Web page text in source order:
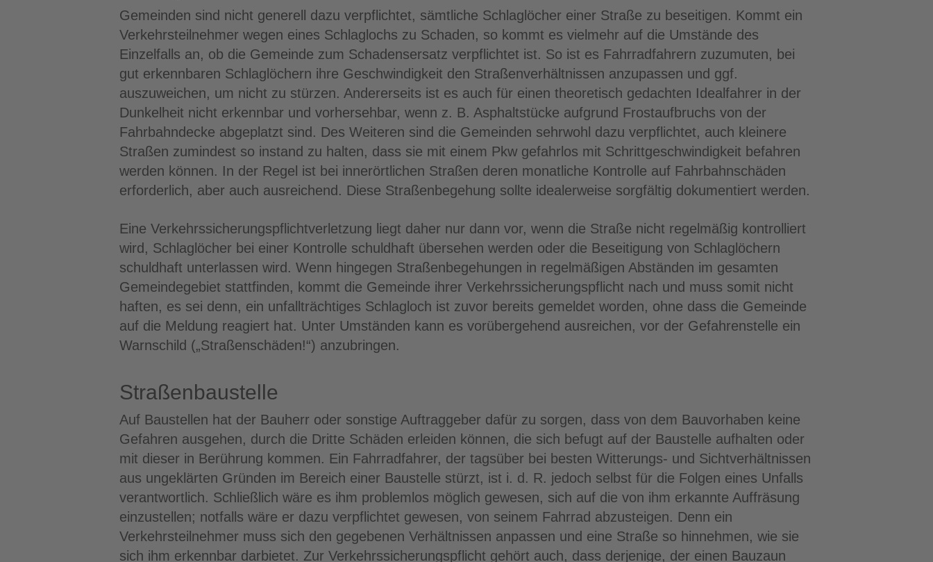
Gemeinden sind nicht generell dazu verpflichtet, sämtliche Schlaglöcher einer Straße zu beseitigen. Kommt ein
Verkehrsteilnehmer wegen eines Schlaglochs zu Schaden, so kommt es vielmehr auf die Umstände des
Einzelfalls an, ob die Gemeinde zum Schadensersatz verpflichtet ist. So ist es Fahrradfahrern zuzumuten, bei
gut erkennbaren Schlaglöchern ihre Geschwindigkeit den Straßenverhältnissen anzupassen und ggf.
auszuweichen, um nicht zu stürzen. Andererseits ist es auch für einen theoretisch gedachten Idealfahrer in der
Dunkelheit nicht erkennbar und vorhersehbar, wenn z. B. Asphaltstücke aufgrund Frostaufbruchs von der
Fahrbahndecke abgeplatzt sind. Des Weiteren sind die Gemeinden sehrwohl dazu verpflichtet, auch kleinere
Straßen zumindest so instand zu halten, dass sie mit einem Pkw gefahrlos mit Schrittgeschwindigkeit befahren
werden können. In der Regel ist bei innerörtlichen Straßen deren monatliche Kontrolle auf Fahrbahnschäden
erforderlich, aber auch ausreichend. Diese Straßenbegehung sollte idealerweise sorgfältig dokumentiert werden.
Eine Verkehrssicherungspflichtverletzung liegt daher nur dann vor, wenn die Straße nicht regelmäßig kontrolliert
wird, Schlaglöcher bei einer Kontrolle schuldhaft übersehen werden oder die Beseitigung von Schlaglöchern
schuldhaft unterlassen wird. Wenn hingegen Straßenbegehungen in regelmäßigen Abständen im gesamten
Gemeindegebiet stattfinden, kommt die Gemeinde ihrer Verkehrssicherungspflicht nach und muss somit nicht
haften, es sei denn, ein unfallträchtiges Schlagloch ist zuvor bereits gemeldet worden, ohne dass die Gemeinde
auf die Meldung reagiert hat. Unter Umständen kann es vorübergehend ausreichen, vor der Gefahrenstelle ein
Warnschild („Straßenschäden!“) anzubringen.
Straßenbaustelle
Auf Baustellen hat der Bauherr oder sonstige Auftraggeber dafür zu sorgen, dass von dem Bauvorhaben keine
Gefahren ausgehen, durch die Dritte Schäden erleiden können, die sich befugt auf der Baustelle aufhalten oder
mit dieser in Berührung kommen. Ein Fahrradfahrer, der tagsüber bei besten Witterungs- und Sichtverhältnissen
aus ungeklärten Gründen im Bereich einer Baustelle stürzt, ist i. d. R. jedoch selbst für die Folgen eines Unfalls
verantwortlich. Schließlich wäre es ihm problemlos möglich gewesen, sich auf die von ihm erkannte Auffräsung
einzustellen; notfalls wäre er dazu verpflichtet gewesen, von seinem Fahrrad abzusteigen. Denn ein
Verkehrsteilnehmer muss sich den gegebenen Verhältnissen anpassen und eine Straße so hinnehmen, wie sie
sich ihm erkennbar darbietet. Zur Verkehrssicherungspflicht gehört auch, dass derjenige, der einen Bauzaun